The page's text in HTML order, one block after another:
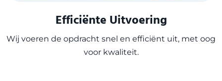
Efficiënte Uitvoering
Wij voeren de opdracht snel en efficiënt uit, met oog
voor kwaliteit.